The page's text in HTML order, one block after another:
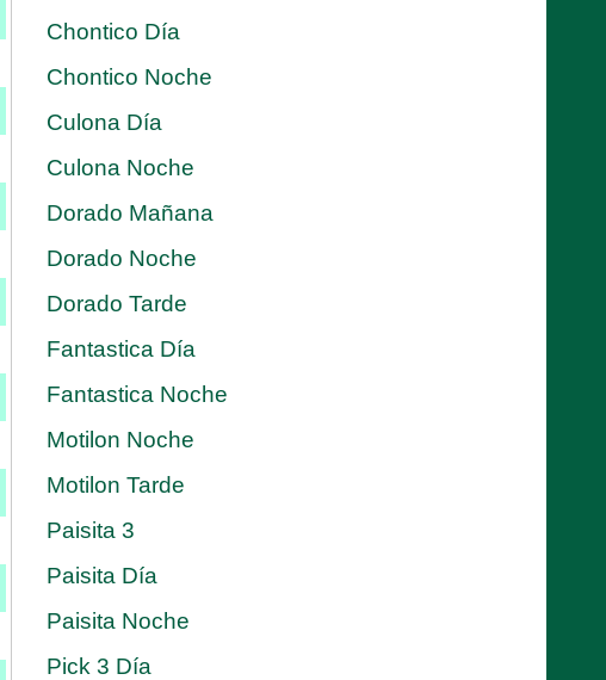
Chontico Día
Chontico Noche
Culona Día
Culona Noche
Dorado Mañana
Dorado Noche
Dorado Tarde
Fantastica Día
Fantastica Noche
Motilon Noche
Motilon Tarde
Paisita 3
Paisita Día
Paisita Noche
Pick 3 Día